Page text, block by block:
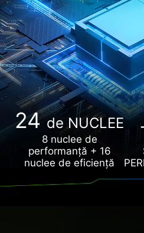
24de NUCLEE
8 nuclee de
performanță + 16
nuclee de eficiență